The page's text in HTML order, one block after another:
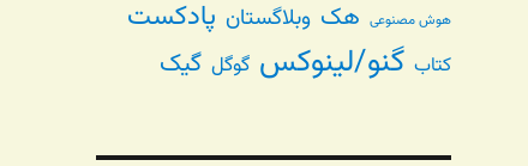
هوش مصنوعی هک وبلاگستان پادکست
کتاب گنو/لینوکس گوگل گیک